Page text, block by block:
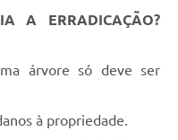
A ERRADICAÇÃO?
árvore só deve ser
à propriedade.